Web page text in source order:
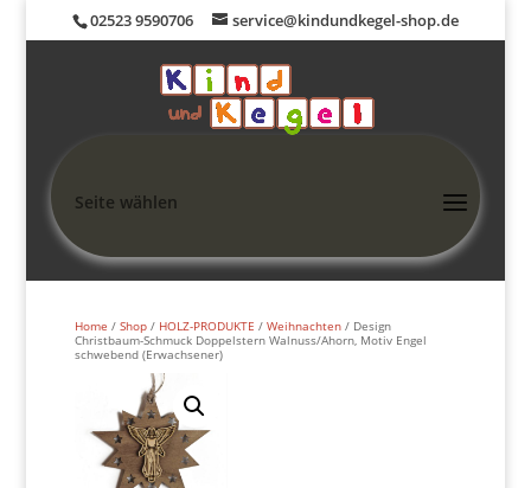
02523 9590706 service@kindundkegel-shop.de
Seite wählen
Home / Shop/ HOLZ-PRODUKTE / Weihnachten/ Design
Christbaum-Schmuck Doppelstern Walnuss/Ahorn, Motiv Engel
schwebend (Erwachsener)